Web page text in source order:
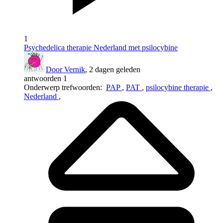
1
Psychedelica therapie Nederland met psilocybine
Door Vernik, 2 dagen geleden
antwoorden 1
Onderwerp trefwoorden: PAP , PAT , psilocybine therapie ,
Nederland ,